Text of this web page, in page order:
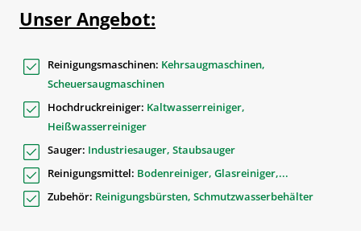
Unser Angebot:
Reinigungsmaschinen: Kehrsaugmaschinen,
Scheuersaugmaschinen
Hochdruckreiniger: Kaltwasserreiniger,
Heißwasserreiniger
Sauger: Industriesauger, Staubsauger
Reinigungsmittel: Bodenreiniger, Glasreiniger,...
Zubehör: Reinigungsbürsten, Schmutzwasserbehälter